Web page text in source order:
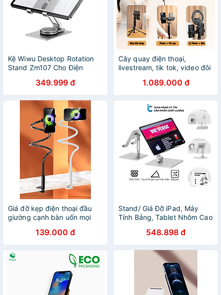
Kệ Wiwu Desktop Rotation
Stand Zm107 Cho Điện
Nguyên Khối, Xoay 360 Độ,
Có Thể Gập Lại - Hàng
Chính Hãng
349.999 đ
Cây quay điện thoại,
livestream, tik tok, video đôi
gấp gọn, máy tính bảng, học
tập online, hàng chính hãng
1.089.000 đ
Giá đỡ kẹp điện thoại đầu
giường cạnh bàn uốn mọi
xem phim, livestream, quay
video K21 - Hàng chính hãng
139.000 đ
Stand/ Giá Đỡ iPad, Máy
Tính Bảng, Tablet Nhôm Cao
Chỉnh Góc Nghiêng, Gấp
Gọn Lucas MT900 - Hàng
Chính Hãng
548.898 đ